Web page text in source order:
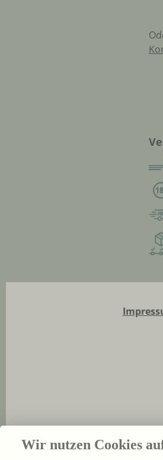
Wir nutzen Cookies